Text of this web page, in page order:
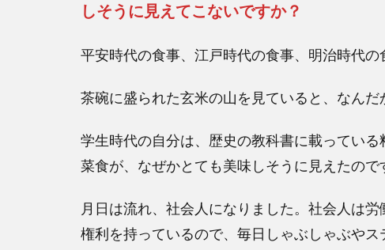
しそうに見えてこないですか？
平安時代の食事、江戸時代の食事、明治時代の
茶碗に盛られた玄米の山を見ていると、なんだ
学生時代の自分は、歴史の教科書に載ってい
菜食が、なぜかとても美味しそうに見えたので
月日は流れ、社会人になりました。社会人は
権利を持っているので、毎日しゃぶしゃぶや